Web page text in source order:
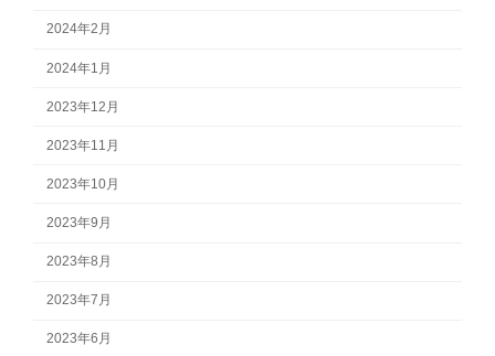
2024年2月
2024年1月
2023年12月
2023年11月
2023年10月
2023年9月
2023年8月
2023年7月
2023年6月